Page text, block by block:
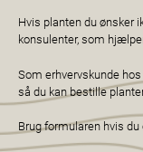
Hvis planten du ønsker
konsulenter, som
Som erhvervskunde
så du kan bestille
Brug formularen hvis